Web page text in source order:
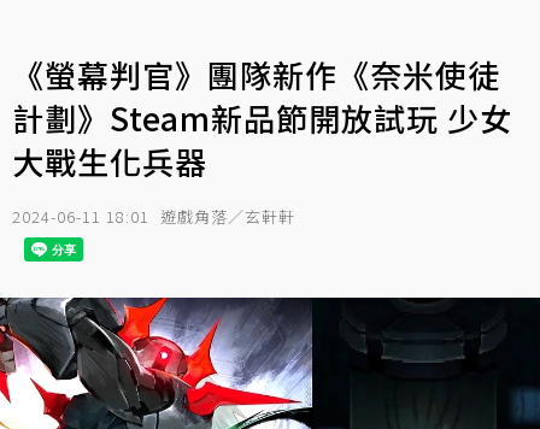
《螢幕判官》團隊新作《奈米使徒
計劃》Steam新品節開放試玩 少女
大戰生化兵器
2024-06-11 18:01 遊戲角落／玄軒軒